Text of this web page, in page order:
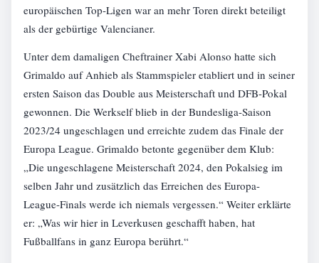
europäischen Top-Ligen war an mehr Toren direkt beteiligt
als der gebürtige Valencianer.
Unter dem damaligen Cheftrainer Xabi Alonso hatte sich
Grimaldo auf Anhieb als Stammspieler etabliert und in seiner
ersten Saison das Double aus Meisterschaft und DFB-Pokal
gewonnen. Die Werkself blieb in der Bundesliga-Saison
2023/24 ungeschlagen und erreichte zudem das Finale der
Europa League. Grimaldo betonte gegenüber dem Klub:
„Die ungeschlagene Meisterschaft 2024, den Pokalsieg im
selben Jahr und zusätzlich das Erreichen des Europa-
League-Finals werde ich niemals vergessen.“ Weiter erklärte
er: „Was wir hier in Leverkusen geschafft haben, hat
Fußballfans in ganz Europa berührt.“